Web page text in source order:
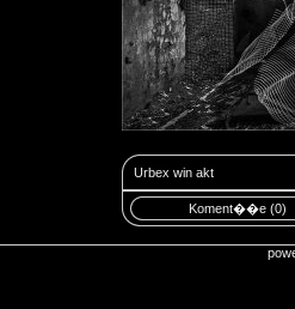
Urbex win akt
Koment��e (0)